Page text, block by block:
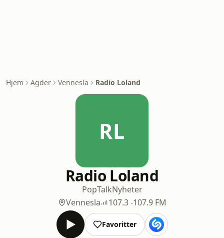
Hjem Agder Vennesla Radio Loland
RL
Radio Loland
PopTalkNyheter
Vennesla
107.3 -107.9 FM
Favoritter